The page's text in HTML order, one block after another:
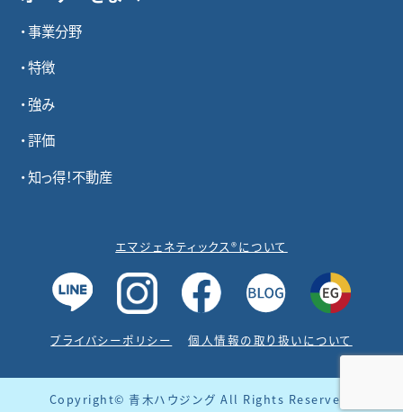
事業分野
特徴
強み
評価
知っ得！不動産
エマジェネティックス®について
プライバシーポリシー 個人情報の取り扱いについて
Copyright© 青木ハウジング All Rights Reserved.